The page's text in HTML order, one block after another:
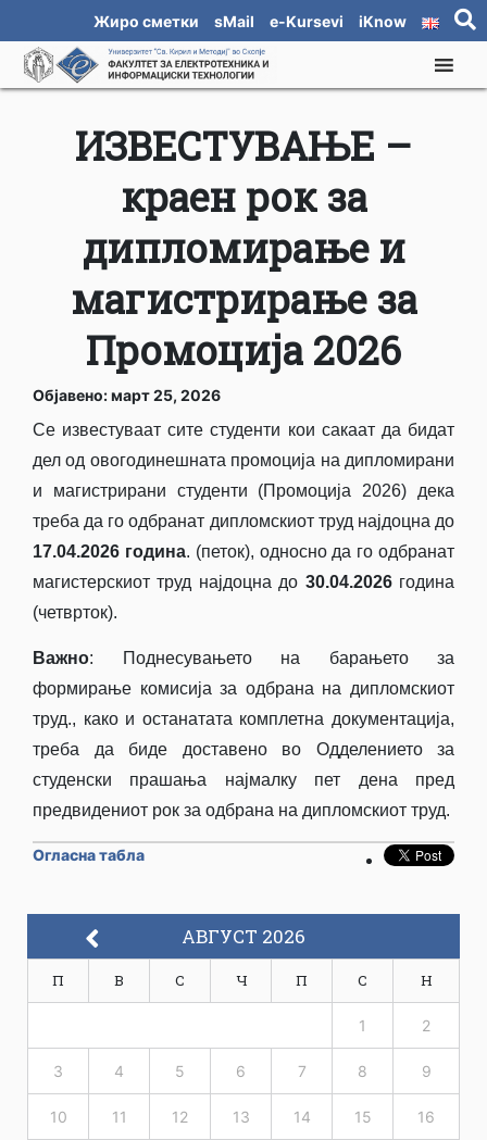
Жиро сметки sMail e-Kursevi iKnow
ИЗВЕСТУВАЊЕ –
краен рок за
дипломирање и
магистрирање за
Промоција 2026
Објавено: март 25, 2026
Се известуваат сите студенти кои сакаат да бидат
дел од овогодинешната промоција на дипломирани
и магистрирани студенти (Промоција 2026) дека
треба да го одбранат дипломскиот труд најдоцна до
17.04.2026 година. (петок), односно да го одбранат
магистерскиот труд најдоцна до 30.04.2026година
(четврток).
Важно: Поднесувањето на барањето за
формирање комисија за одбрана на дипломскиот
труд., како и останатата комплетна документација,
треба да биде доставено во Одделението за
студенски прашања најмалку пет дена пред
предвидениот рок за одбрана на дипломскиот труд.
Огласна табла
АВГУСТ 2026
П В С Ч П С Н
1 2
3 4 5 6 7 8 9
10 11 12 13 14 15 16